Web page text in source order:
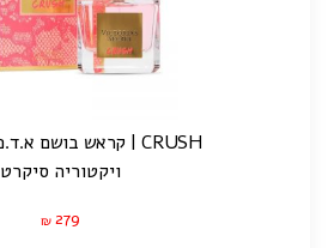
CRUSH | קראש בושם א.ד.פ | 100 מ”ל
ויקטוריה סיקרט
₪ 279